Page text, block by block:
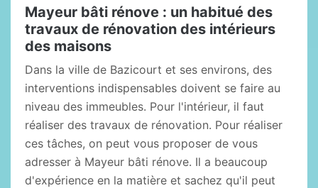
Mayeur bâti rénove : un habitué des
travaux de rénovation des intérieurs
des maisons
Dans la ville de Bazicourt et ses environs, des
interventions indispensables doivent se faire au
niveau des immeubles. Pour l'intérieur, il faut
réaliser des travaux de rénovation. Pour réaliser
ces tâches, on peut vous proposer de vous
adresser à Mayeur bâti rénove. Il a beaucoup
d'expérience en la matière et sachez qu'il peut